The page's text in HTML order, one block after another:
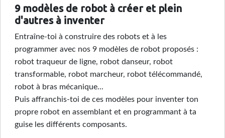
9 modèles de robot à créer et plein
d'autres à inventer
Entraîne-toi à construire des robots et à les
programmer avec nos 9 modèles de robot proposés :
robot traqueur de ligne, robot danseur, robot
transformable, robot marcheur, robot télécommandé,
robot à bras mécanique...
Puis affranchis-toi de ces modèles pour inventer ton
propre robot en assemblant et en programmant à ta
guise les différents composants.